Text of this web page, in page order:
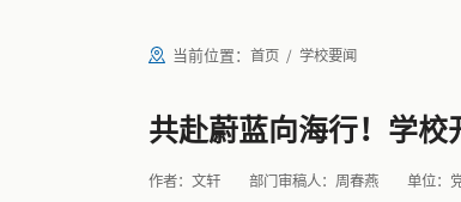
当前位置： 首页 学校要闻
共赴蔚蓝向海行！学校
作者：文轩 部门审稿人：周春燕 单位：